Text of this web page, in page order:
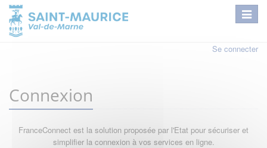
Se connecter
Connexion
FranceConnect est la solution proposée par l'Etat pour sécuriser et
simplifier la connexion à vos services en ligne.